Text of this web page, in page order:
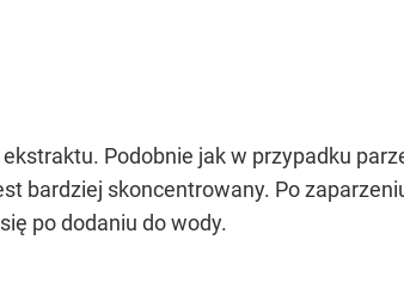
Podobnie jak w przypadku
bardziej skoncentrowany. Po
po dodaniu do wody.